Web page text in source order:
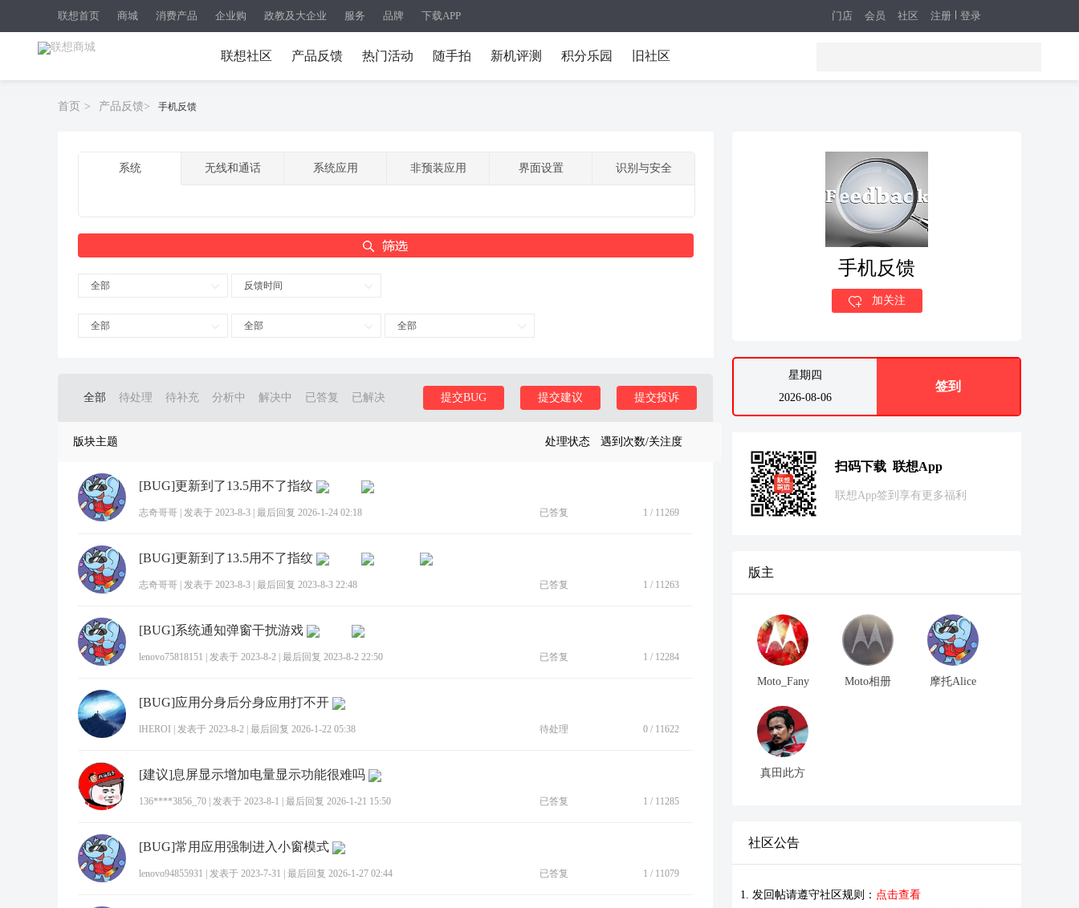
联想首页 商城 消费产品 企业购 政教及大企业 服务 品牌 下载APP 注册 登录
门店 会员 社区
联想社区 产品反馈 热门活动 随手拍 新机评测 积分乐园 旧社区
首页 > 产品反馈> 手机反馈
系统 无线和通话 系统应用 非预装应用 界面设置 识别与安全
全部 反馈时间
全部 全部 全部
全部 待处理 待补充 分析中 解决中 已答复 已解决 提交投诉
提交建议
提交BUG
版块主题 处理状态 遇到次数/关注度
[BUG]更新到了13.5用不了指纹
志奇哥哥 发表于 2023-8-3 最后回复 2026-1-24 02:18 已答复 1 / 11269
[BUG]更新到了13.5用不了指纹
志奇哥哥 发表于 2023-8-3 最后回复 2023-8-3 22:48 已答复 1 / 11263
[BUG]系统通知弹窗干扰游戏
lenovo75818151 发表于 2023-8-2 最后回复 2023-8-2 22:50 已答复 1 / 12284
[BUG]应用分身后分身应用打不开
lHEROI 发表于 2023-8-2 最后回复 2026-1-22 05:38 待处理 0 / 11622
[建议]息屏显示增加电量显示功能很难吗
136****3856_70 发表于 2023-8-1 最后回复 2026-1-21 15:50 已答复 1 / 11285
[BUG]常用应用强制进入小窗模式
lenovo94855931 发表于 2023-7-31 最后回复 2026-1-27 02:44 已答复 1 / 11079
手机反馈
加关注
星期四
2026-08-06
签到
扫码下载 联想App
联想App签到享有更多福利
版主
Moto_Fany Moto相册 摩托Alice
真田此方
社区公告
1. 发回帖请遵守社区规则： 点击查看